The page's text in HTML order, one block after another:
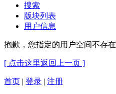
搜索
版块列表
用户信息
抱歉，您指定的用户空间不存在
[ 点击这里返回上一页 ]
首页 | 登录 | 注册